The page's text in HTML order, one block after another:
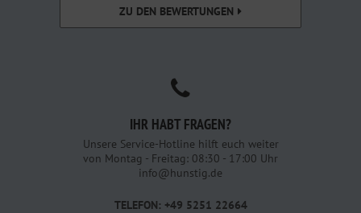
ZU DEN BEWERTUNGEN
IHR HABT FRAGEN?
Unsere Service-Hotline hilft euch weiter
von Montag - Freitag: 08:30 - 17:00 Uhr
info@hunstig.de
TELEFON: +49 5251 22664